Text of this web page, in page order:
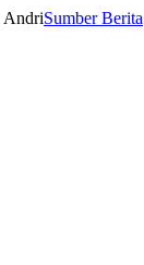
AndriSumber Berita